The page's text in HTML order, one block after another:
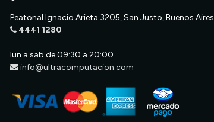
Peatonal Ignacio Arieta 3205, San Justo, Buenos Aires
4441 1280
lun a sab de 09:30 a 20:00
info@ultracomputacion.com